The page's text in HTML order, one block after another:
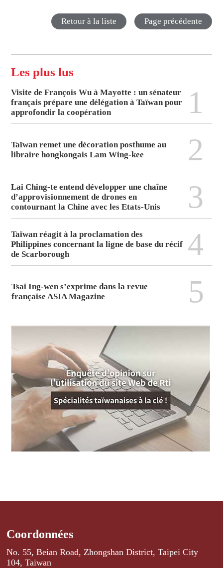
Retour à la liste Page précédente
Les plus lus
Visite de François Wu à Mayotte : un sénateur
français prépare une délégation à Taïwan pour
approfondir la coopération
1
Taïwan remet une décoration posthume au
libraire hongkongais Lam Wing-kee
2
Lai Ching-te entend développer une chaîne
d’approvisionnement de drones en
contournant la Chine avec les Etats-Unis
3
Taïwan réagit à la proclamation des
Philippines concernant la ligne de base du récif
de Scarborough
4
Tsai Ing-wen s’exprime dans la revue
française ASIA Magazine
5
Coordonnées
No. 55, Beian Road, Zhongshan District, Taipei City
104, Taiwan